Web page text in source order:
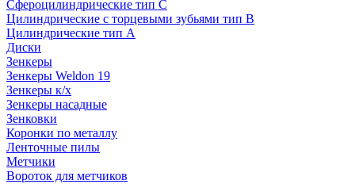
Сфероцилиндрические тип C
Цилиндрические с торцевыми зубьями тип B
Цилиндрические тип А
Диски
Зенкеры
Зенкеры Weldon 19
Зенкеры к/х
Зенкеры насадные
Зенковки
Коронки по металлу
Ленточные пилы
Метчики
Вороток для метчиков